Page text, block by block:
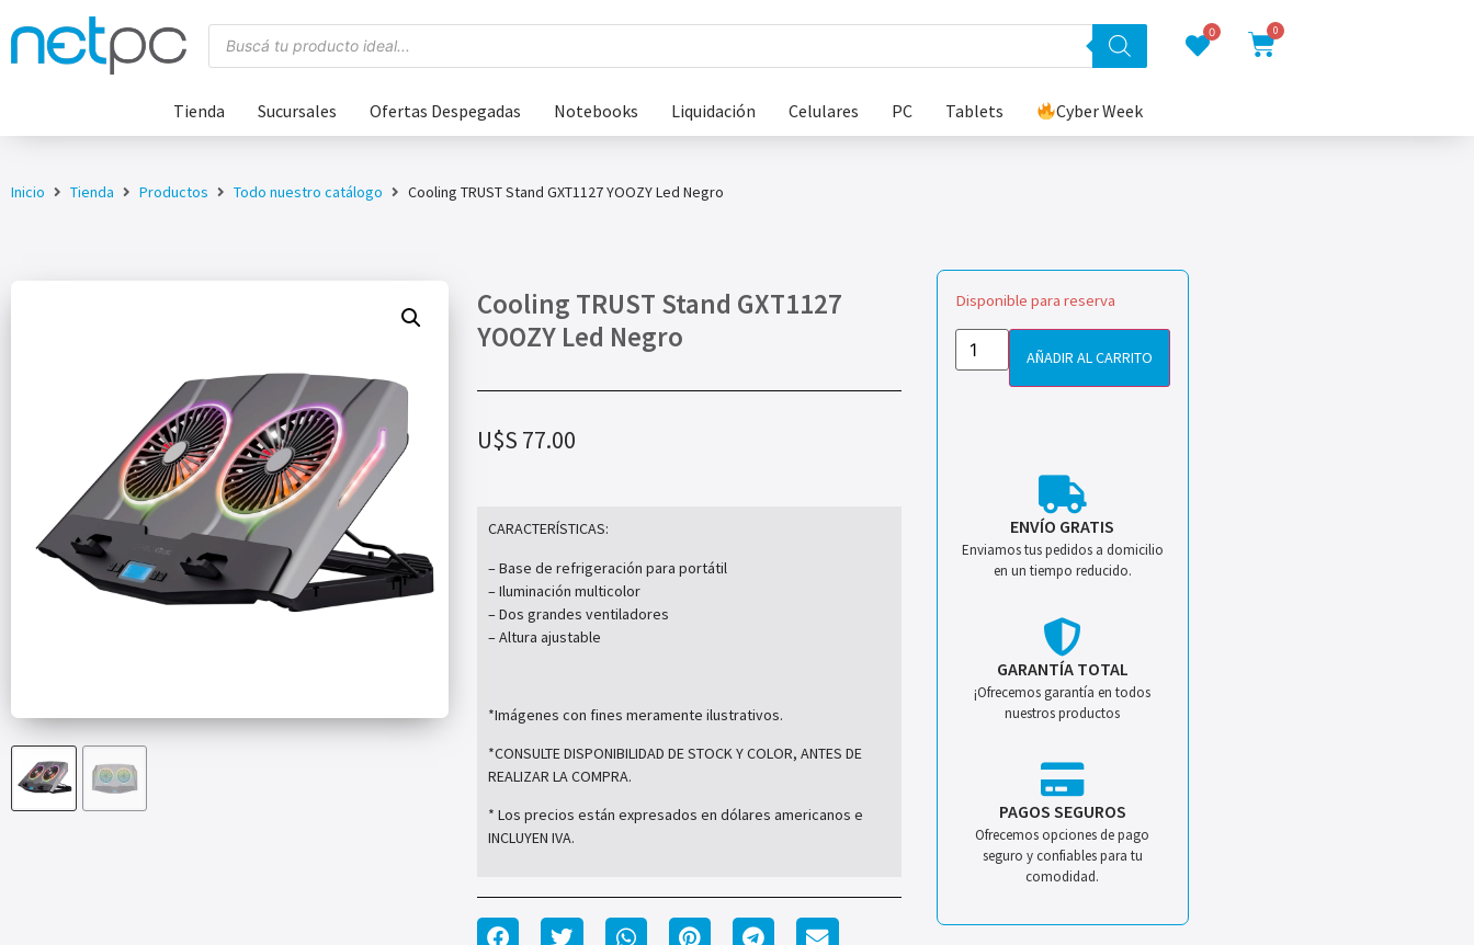
0 0
Tienda Sucursales Ofertas Despegadas Notebooks Liquidación Celulares PC Tablets Cyber Week
Inicio Tienda Productos Todo nuestro catálogo Cooling TRUST Stand GXT1127 YOOZY Led Negro
Cooling TRUST Stand GXT1127
YOOZY Led Negro
U$S 77.00
CARACTERÍSTICAS:
– Base de refrigeración para portátil
– Iluminación multicolor
– Dos grandes ventiladores
– Altura ajustable
*Imágenes con fines meramente ilustrativos.
*CONSULTE DISPONIBILIDAD DE STOCK Y COLOR, ANTES DE
REALIZAR LA COMPRA.
* Los precios están expresados en dólares americanos e
INCLUYEN IVA.
Disponible para reserva
AÑADIR AL CARRITO
ENVÍO GRATIS
Enviamos tus pedidos a domicilio
en un tiempo reducido.
GARANTÍA TOTAL
¡Ofrecemos garantía en todos
nuestros productos
PAGOS SEGUROS
Ofrecemos opciones de pago
seguro y confiables para tu
comodidad.